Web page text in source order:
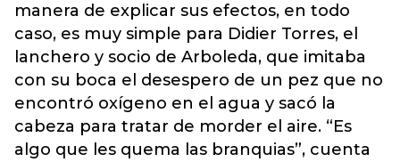
manera de explicar sus efectos, en todo
caso, es muy simple para Didier Torres, el
lanchero y socio de Arboleda, que imitaba
con su boca el desespero de un pez que no
encontró oxígeno en el agua y sacó la
cabeza para tratar de morder el aire. “Es
algo que les quema las branquias”, cuenta